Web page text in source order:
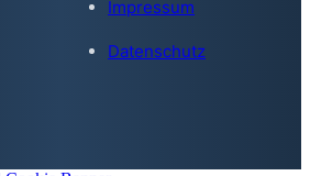
Impressum
Datenschutz